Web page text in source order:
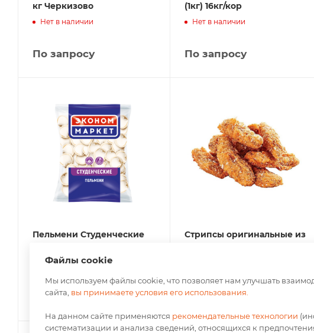
кг Черкизово
Нет в наличии
По запросу
(1кг) 16кг/кор
Нет в наличии
По запросу
Пельмени Студенческие
450гр 1/16
Нет в наличии
По запросу
Стрипсы оригинальные из
Нет в наличии
По запросу
Файлы cookie
Мы используем файлы cookie, что позволяет нам улучшать
сайта, вы принимаете условия его использования.
На данном сайте применяются рекомендательные технологии
систематизации и анализа сведений, относящихся к